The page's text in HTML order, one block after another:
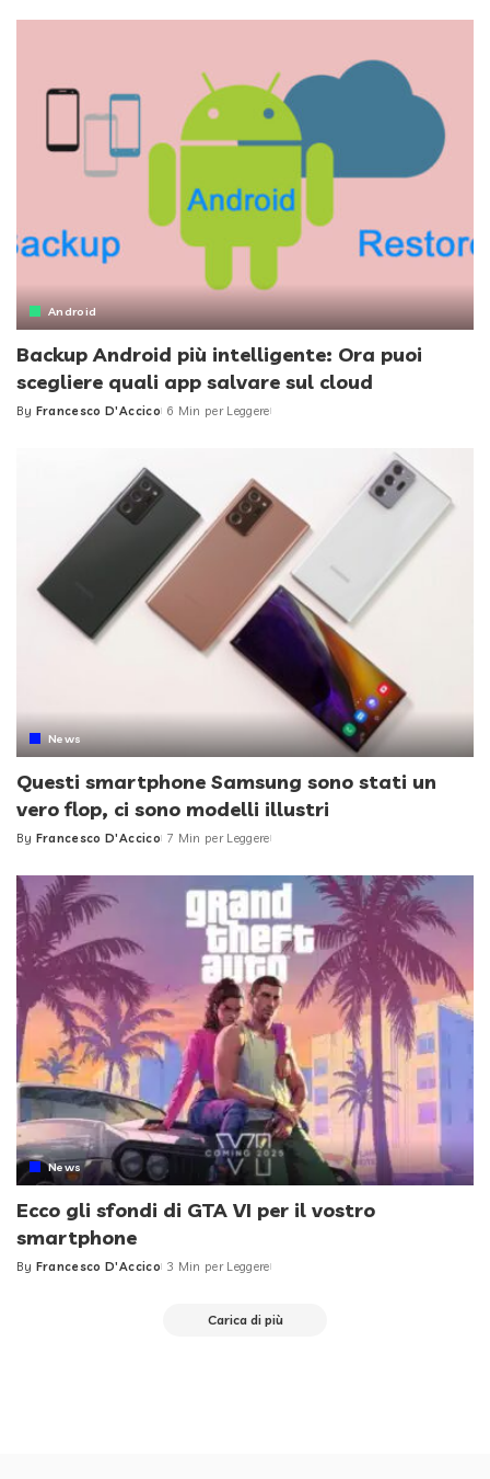
Android
Backup Android più intelligente: Ora puoi
scegliere quali app salvare sul cloud
Posted
By Francesco D'Accico 6 Min per Leggere
News
Questi smartphone Samsung sono stati un
vero flop, ci sono modelli illustri
Posted
By Francesco D'Accico 7 Min per Leggere
News
Ecco gli sfondi di GTA VI per il vostro
smartphone
Posted
By Francesco D'Accico 3 Min per Leggere
Carica di più